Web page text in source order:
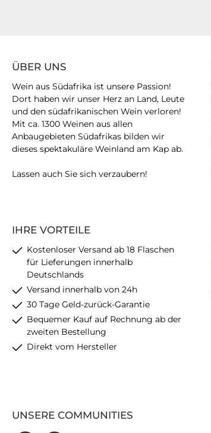
IHRE VORTEILE
Kostenloser Versand ab 18 Flaschen
für Lieferungen innerhalb
Deutschlands
Versand innerhalb von 24h
30 Tage Geld-zurück-Garantie
Bequemer Kauf auf Rechnung ab der
zweiten Bestellung
Direkt vom Hersteller
ÜBER UNS
Wein aus Südafrika ist unsere Passion!
Dort haben wir unser Herz an Land, Leute
und den südafrikanischen Wein verloren!
Mit ca. 1300 Weinen aus allen
Anbaugebieten Südafrikas bilden wir
dieses spektakuläre Weinland am Kap ab.
Lassen auch Sie sich verzaubern!
UNSERE COMMUNITIES